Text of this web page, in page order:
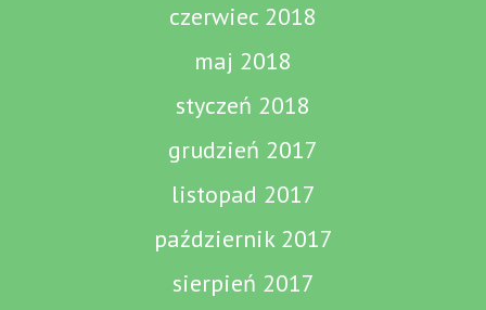
czerwiec 2018
maj 2018
styczeń 2018
grudzień 2017
listopad 2017
październik 2017
sierpień 2017